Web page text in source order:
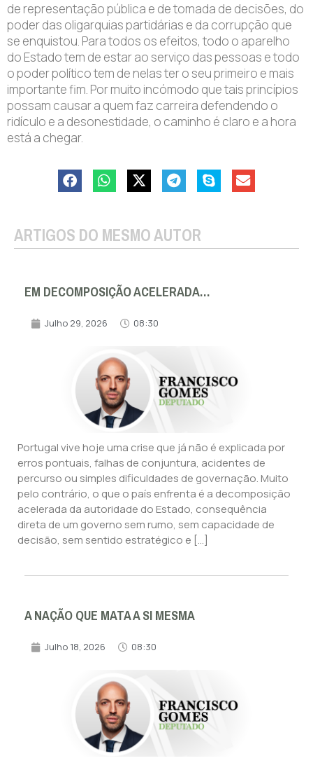
de representação pública e de tomada de decisões, do
poder das oligarquias partidárias e da corrupção que
se enquistou. Para todos os efeitos, todo o aparelho
do Estado tem de estar ao serviço das pessoas e todo
o poder político tem de nelas ter o seu primeiro e mais
importante fim. Por muito incómodo que tais princípios
possam causar a quem faz carreira defendendo o
ridículo e a desonestidade, o caminho é claro e a hora
está a chegar.
ARTIGOS DO MESMO AUTOR
EM DECOMPOSIÇÃO ACELERADA…
Julho 29, 2026 08:30
Portugal vive hoje uma crise que já não é explicada por
erros pontuais, falhas de conjuntura, acidentes de
percurso ou simples dificuldades de governação. Muito
pelo contrário, o que o país enfrenta é a decomposição
acelerada da autoridade do Estado, consequência
direta de um governo sem rumo, sem capacidade de
decisão, sem sentido estratégico e […]
A NAÇÃO QUE MATA A SI MESMA
Julho 18, 2026 08:30